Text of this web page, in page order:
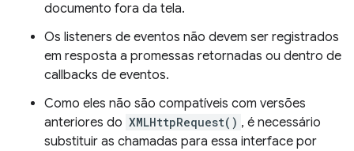
documento fora da tela.
Os listeners de eventos não devem ser registrados
em resposta a promessas retornadas ou dentro de
callbacks de eventos.
Como eles não são compatíveis com versões
anteriores do XMLHttpRequest() , é necessário
substituir as chamadas para essa interface por